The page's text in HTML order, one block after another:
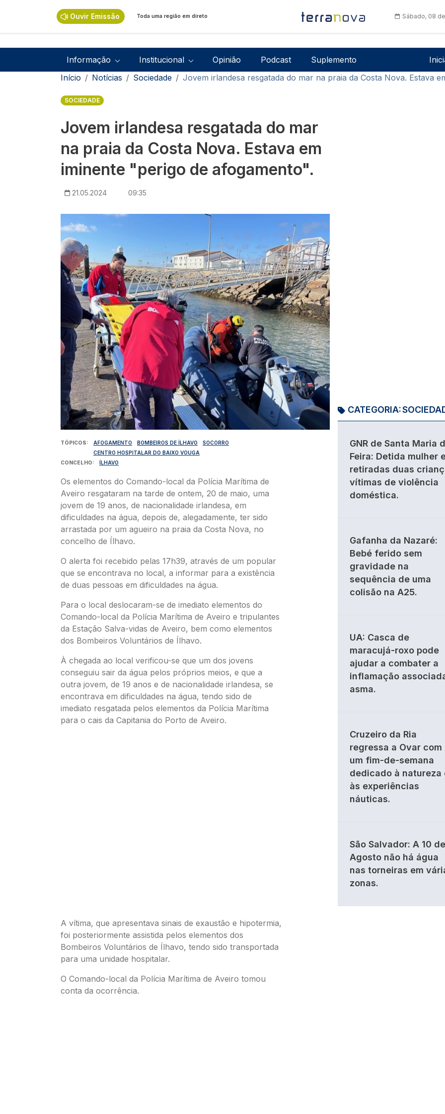
Ouvir Emissão Toda uma região em direto Sábado, 08
Navegação principal
Informação Institucional Opinião Podcast Suplemento
Navegação estrutural
Início Notícias Sociedade Jovem irlandesa resgatada do mar na praia da Costa Nova. Estava
SOCIEDADE
Jovem irlandesa resgatada do mar
na praia da Costa Nova. Estava em
iminente "perigo de afogamento".
21.05.2024 09:35
TÓPICOS AFOGAMENTO BOMBEIROS DE ÍLHAVO
SOCORRO
CENTRO HOSPITALAR DO BAIXO VOUGA
CONCELHO
ÍLHAVO
Os elementos do Comando-local da Polícia Marítima de
Aveiro resgataram na tarde de ontem, 20 de maio, uma
jovem de 19 anos, de nacionalidade irlandesa, em
dificuldades na água, depois de, alegadamente, ter sido
arrastada por um agueiro na praia da Costa Nova, no
concelho de Ílhavo.
O alerta foi recebido pelas 17h39, através de um popular
que se encontrava no local, a informar para a existência
de duas pessoas em dificuldades na água.
​Para o local deslocaram-se de imediato elementos do
Comando-local da Polícia Marítima de Aveiro e tripulantes
da Estação Salva-vidas de Aveiro, bem como elementos
dos Bombeiros Voluntários de Ílhavo.
À chegada ao local verificou-se que um dos jovens
conseguiu sair da água pelos próprios meios, e que a
outra jovem, de 19 anos e de nacionalidade irlandesa, se
encontrava em dificuldades na água, tendo sido de
imediato resgatada pelos elementos da Polícia Marítima
para o cais da Capitania do Porto de Aveiro.
A vítima, que apresentava sinais de exaustão e hipotermia,
foi posteriormente assistida pelos elementos dos
Bombeiros Voluntários de Ílhavo, tendo sido transportada
para uma unidade hospitalar.
​O Comando-local da Polícia Marítima de Aveiro tomou
conta da ocorrência.
CATEGORIA:
GNR de Santa Maria
Feira: Detida mulher
retiradas duas
vítimas de violência
doméstica.
Gafanha da Nazaré:
Bebé ferido sem
gravidade na
sequência de uma
colisão na A25.
UA: Casca de
maracujá-roxo pode
ajudar a combater a
inflamação
asma.
Cruzeiro da Ria
regressa a Ovar com
um fim-de-semana
dedicado à natureza
às experiências
náuticas.
São Salvador: A 10 de
Agosto não há água
nas torneiras em
zonas.